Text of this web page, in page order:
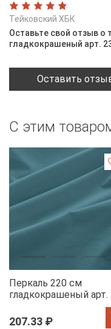
Тейковский ХБК
Оставьте свой отзыв о
гладкокрашеный арт.
Оставить
С этим
Перкаль 220 см
гладкокрашеный арт.
207.33 ₽